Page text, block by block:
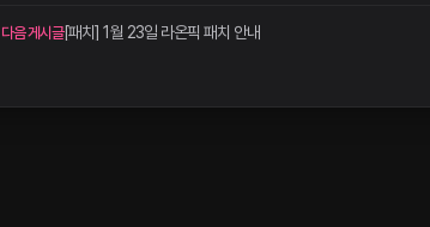
다음 게시글[패치] 1월 23일 라온픽 패치 안내